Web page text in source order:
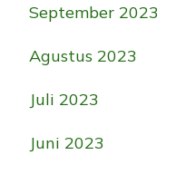
September 2023
Agustus 2023
Juli 2023
Juni 2023